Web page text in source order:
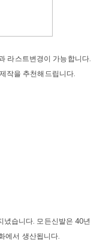
라스트변경이 가능합니다.
작을 추천해드립니다.
녔습니다. 모든신발은 40년
에서 생산됩니다.